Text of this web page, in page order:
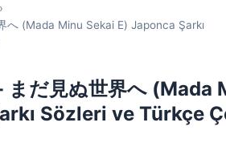
へ (Mada Minu Sekai E) Japonca Şarkı
まだ見ぬ世界へ (Mada
Sözleri ve Türkçe